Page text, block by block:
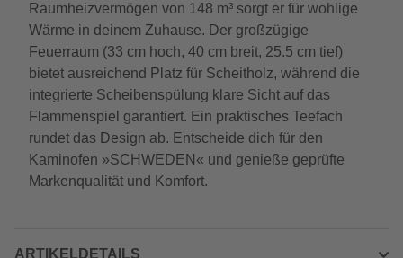
Raumheizvermögen von 148 m³ sorgt er für wohlige
Wärme in deinem Zuhause. Der großzügige
Feuerraum (33 cm hoch, 40 cm breit, 25.5 cm tief)
bietet ausreichend Platz für Scheitholz, während die
integrierte Scheibenspülung klare Sicht auf das
Flammenspiel garantiert. Ein praktisches Teefach
rundet das Design ab. Entscheide dich für den
Kaminofen »SCHWEDEN« und genieße geprüfte
Markenqualität und Komfort.
ARTIKELDETAILS